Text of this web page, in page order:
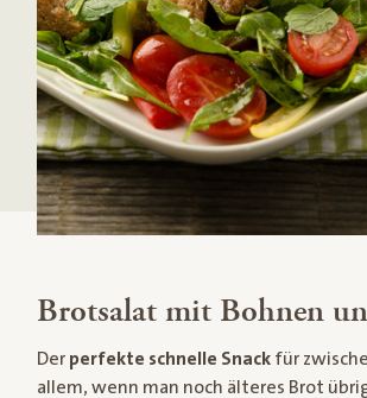
Brotsalat mit Bohnen
Der perfekte schnelle Snackfür
allem, wenn man noch älteres Brot